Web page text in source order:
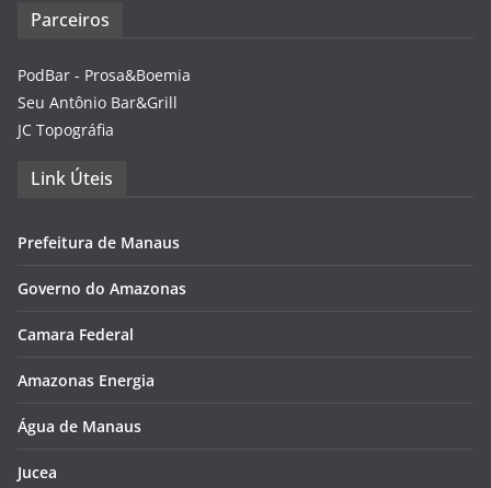
Parceiros
PodBar - Prosa&Boemia
Seu Antônio Bar&Grill
JC Topográfia
Link Úteis
Prefeitura de Manaus
Governo do Amazonas
Camara Federal
Amazonas Energia
Água de Manaus
Jucea